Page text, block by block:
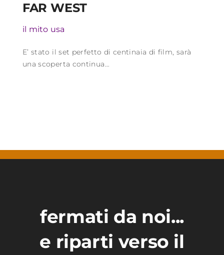
FAR WEST
il mito usa
E’ stato il set perfetto di centinaia di film, sarà
una scoperta continua…
fermati da noi...
e riparti verso il